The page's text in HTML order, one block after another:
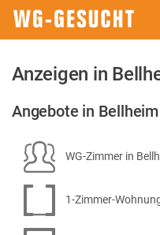
Anzeigen in
Angebote in Bellheim
WG-Zimmer in
1-Zimmer-